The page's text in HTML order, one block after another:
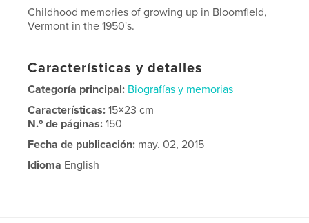
Childhood memories of growing up in Bloomfield,
Vermont in the 1950's.
Características y detalles
Categoría principal: Biografías y memorias
Características:15×23 cm
N.º de páginas:150
Fecha de publicación: may. 02, 2015
Idioma English